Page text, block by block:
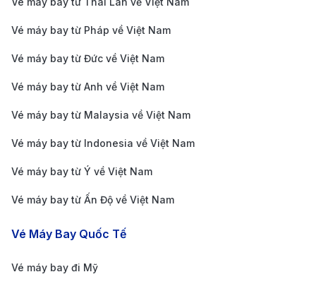
chuyến bay có điểm dừng dao động từ 5.000.000 -
33.000.000 VNĐ. Mức giá này thay đổi tùy theo hãng
hàng không, lộ trình bay và thời điểm đặt vé. Hành
Yếu tố ảnh hưởng đến giá vé
Thời điểm đặt vé
hơn so với đặt sát ngày bay. Nếu mua vé trước từ
1-3 tháng, bạn có thể tìm được giá tốt hơn.
điểm du lịch, đặc biệt là từ tháng 3 - tháng 5 và
Vé máy bay từ Pháp về Việt Nam
Vé máy bay từ Đức về Việt Nam
Vé máy bay từ Anh về Việt Nam
Vé máy bay từ Malaysia về Việt Nam
Vé máy bay từ Indonesia về Việt Nam
Vé máy bay từ Ý về Việt Nam
Vé máy bay từ Ấn Độ về Việt Nam
Vé Máy Bay Quốc Tế
Vé máy bay đi Mỹ